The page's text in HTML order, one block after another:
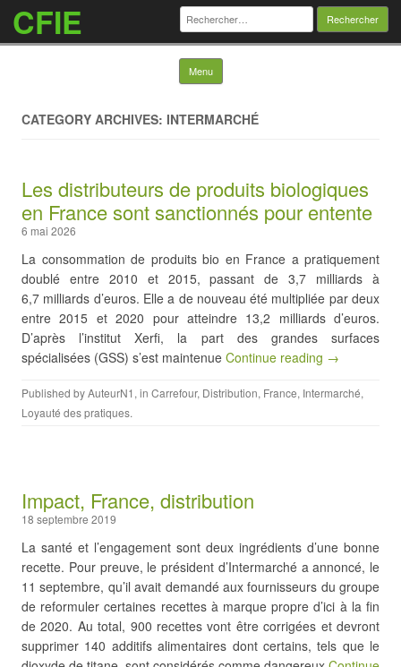
CFIE Rechercher :
Menu Skip to content
CATEGORY ARCHIVES: INTERMARCHÉ
Les distributeurs de produits biologiques
en France sont sanctionnés pour entente
6 mai 2026
La consommation de produits bio en France a pratiquement
doublé entre 2010 et 2015, passant de 3,7 milliards à
6,7 milliards d’euros. Elle a de nouveau été multipliée par deux
entre 2015 et 2020 pour atteindre 13,2 milliards d’euros.
D’après l’institut Xerfi, la part des grandes surfaces
spécialisées (GSS) s’est maintenue Continue reading →
Published byAuteurN1 , in Carrefour, Distribution, France, Intermarché,
Loyauté des pratiques.
Impact, France, distribution
18 septembre 2019
La santé et l’engagement sont deux ingrédients d’une bonne
recette. Pour preuve, le président d’Intermarché a annoncé, le
11 septembre, qu’il avait demandé aux fournisseurs du groupe
de reformuler certaines recettes à marque propre d’ici à la fin
de 2020. Au total, 900 recettes vont être corrigées et devront
supprimer 140 additifs alimentaires dont certains, tels que le